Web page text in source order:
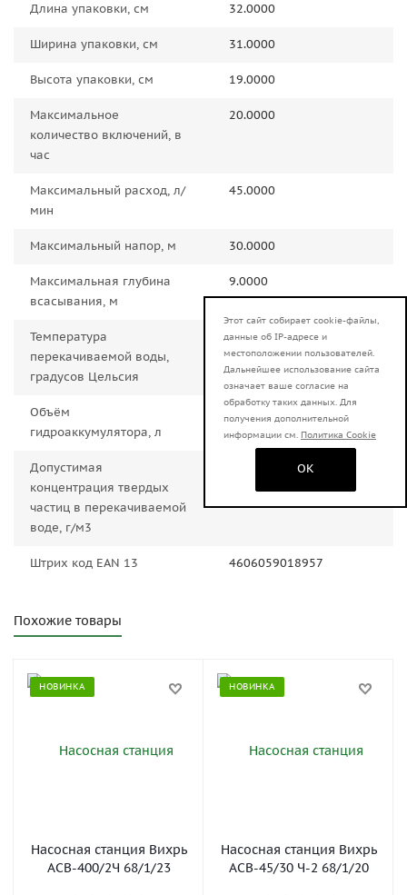
Длина упаковки, см 32.0000
Ширина упаковки, см 31.0000
Высота упаковки, см 19.0000
Максимальное
количество включений, в
час
20.0000
Максимальный расход, л/
мин
45.0000
Максимальный напор, м 30.0000
Максимальная глубина
всасывания, м
9.0000
Температура
перекачиваемой воды,
градусов Цельсия
от +1 до +35
Объём
гидроаккумулятора, л
2.0000
Допустимая
концентрация твердых
частиц в перекачиваемой
воде, г/м3
Штрих код EAN 13 4606059018957
Похожие товары
НОВИНКА
Насосная станция Вихрь
АСВ-400/2Ч 68/1/23
НОВИНКА
Насосная станция Вихрь
АСВ-45/30 Ч-2 68/1/20
Этот сайт собирает cookie-файлы,
данные об IP-адресе и
местоположении пользователей.
Дальнейшее использование сайта
означает ваше согласие на
обработку таких данных. Для
получения дополнительной
информации см. Политика Cookie
OK